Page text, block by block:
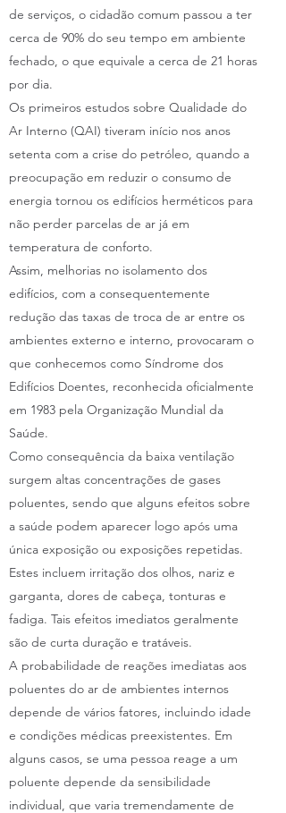
de serviços, o cidadão comum passou a ter
cerca de 90% do seu tempo em ambiente
fechado, o que equivale a cerca de 21 horas
por dia.
Os primeiros estudos sobre Qualidade do
Ar Interno (QAI) tiveram início nos anos
setenta com a crise do petróleo, quando a
preocupação em reduzir o consumo de
energia tornou os edifícios herméticos para
não perder parcelas de ar já em
temperatura de conforto.
Assim, melhorias no isolamento dos
edifícios, com a consequentemente
redução das taxas de troca de ar entre os
ambientes externo e interno, provocaram o
que conhecemos como Síndrome dos
Edifícios Doentes, reconhecida oficialmente
em 1983 pela Organização Mundial da
Saúde.
Como consequência da baixa ventilação
surgem altas concentrações de gases
poluentes, sendo que alguns efeitos sobre
a saúde podem aparecer logo após uma
única exposição ou exposições repetidas.
Estes incluem irritação dos olhos, nariz e
garganta, dores de cabeça, tonturas e
fadiga. Tais efeitos imediatos geralmente
são de curta duração e tratáveis.
A probabilidade de reações imediatas aos
poluentes do ar de ambientes internos
depende de vários fatores, incluindo idade
e condições médicas preexistentes. Em
alguns casos, se uma pessoa reage a um
poluente depende da sensibilidade
individual, que varia tremendamente de